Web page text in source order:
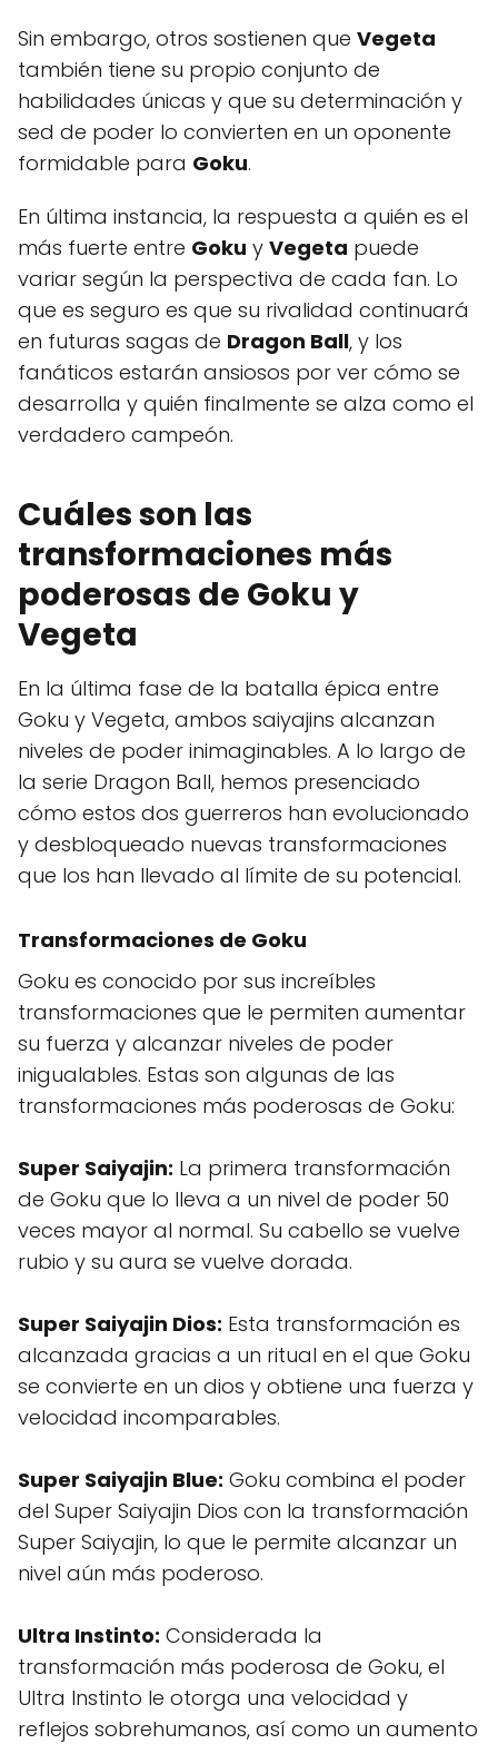
Sin embargo, otros sostienen que Vegeta
también tiene su propio conjunto de
habilidades únicas y que su determinación y
sed de poder lo convierten en un oponente
formidable para Goku.
En última instancia, la respuesta a quién es el
más fuerte entre Goku y Vegeta puede
variar según la perspectiva de cada fan. Lo
que es seguro es que su rivalidad continuará
en futuras sagas de Dragon Ball, y los
fanáticos estarán ansiosos por ver cómo se
desarrolla y quién finalmente se alza como el
verdadero campeón.
Cuáles son las
transformaciones más
poderosas de Goku y
Vegeta
En la última fase de la batalla épica entre
Goku y Vegeta, ambos saiyajins alcanzan
niveles de poder inimaginables. A lo largo de
la serie Dragon Ball, hemos presenciado
cómo estos dos guerreros han evolucionado
y desbloqueado nuevas transformaciones
que los han llevado al límite de su potencial.
Transformaciones de Goku
Goku es conocido por sus increíbles
transformaciones que le permiten aumentar
su fuerza y alcanzar niveles de poder
inigualables. Estas son algunas de las
transformaciones más poderosas de Goku:
Super Saiyajin: La primera transformación
de Goku que lo lleva a un nivel de poder 50
veces mayor al normal. Su cabello se vuelve
rubio y su aura se vuelve dorada.
Super Saiyajin Dios: Esta transformación es
alcanzada gracias a un ritual en el que Goku
se convierte en un dios y obtiene una fuerza y
velocidad incomparables.
Super Saiyajin Blue: Goku combina el poder
del Super Saiyajin Dios con la transformación
Super Saiyajin, lo que le permite alcanzar un
nivel aún más poderoso.
Ultra Instinto: Considerada la
transformación más poderosa de Goku, el
Ultra Instinto le otorga una velocidad y
reflejos sobrehumanos, así como un aumento